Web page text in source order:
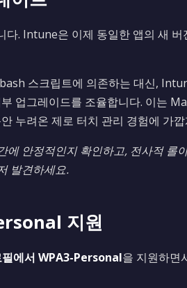
다. Intune은 이제 동일한 앱의 새 버
스크립트에 의존하는 대신,
업그레이드를 조율합니다. 이는
누려온 제로 터치 관리 경험에 가
에 안정적인지 확인하고, 전사적 롤
발견하세요.
지원
에서 WPA3-Personal을 지원하면